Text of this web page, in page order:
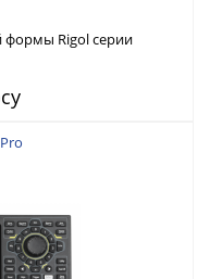
формы Rigol серии